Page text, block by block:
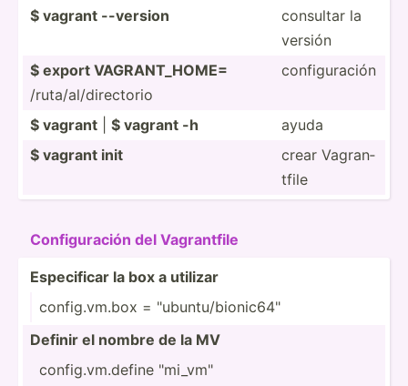
$ vagrant --version
consultar la
versión
$ export VAGRAN­T_HOME=
/ruta/­al/­dir­ectorio
config­uración
$ vagrant $ vagrant -h
ayuda
$ vagrant init
crear Vagran­
tfile
Config­uración del Vagran­tfile
Especi­ficar la box a utilizar
config.vm.box = "­­ub­u­n­tu­­/bi­­on­i­c­64­­"
Definir el nombre de la MV
config.vm.define "­­mi­_­v­m"